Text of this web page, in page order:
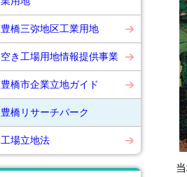
豊橋三弥地区工業用地
空き工場用地情報提供事業
豊橋市企業立地ガイド
豊橋リサーチパーク
工場立地法